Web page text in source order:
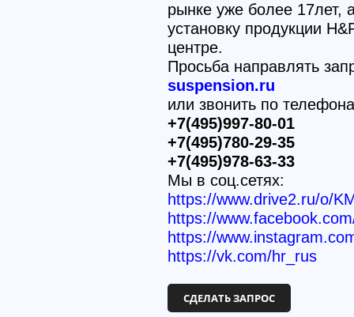
рынке уже более 17лет,
установку продукции
центре.
Просьба направлять
suspension.ru
или звонить по
+7(495)997-80-01
+7(495)780-29-35
+7(495)978-63-33
Мы в соц.сетях:
https://www.drive2.ru/o/
https://
https://
https://vk.com/hr_rus
СДЕЛАТЬ ЗАПРОС